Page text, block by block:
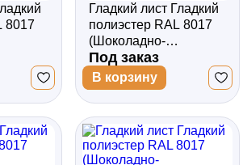
8017
Гладкий лист Гладкий
полиэстер RAL 8017
(Шоколадно-
коричневый)
2500*1250*0,4
двухсторонний
ламинированный
Под заказ
В корзину